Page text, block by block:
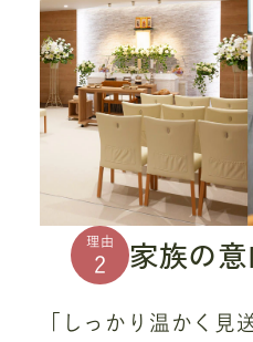
理由
2 家族の
「しっかり温かく見